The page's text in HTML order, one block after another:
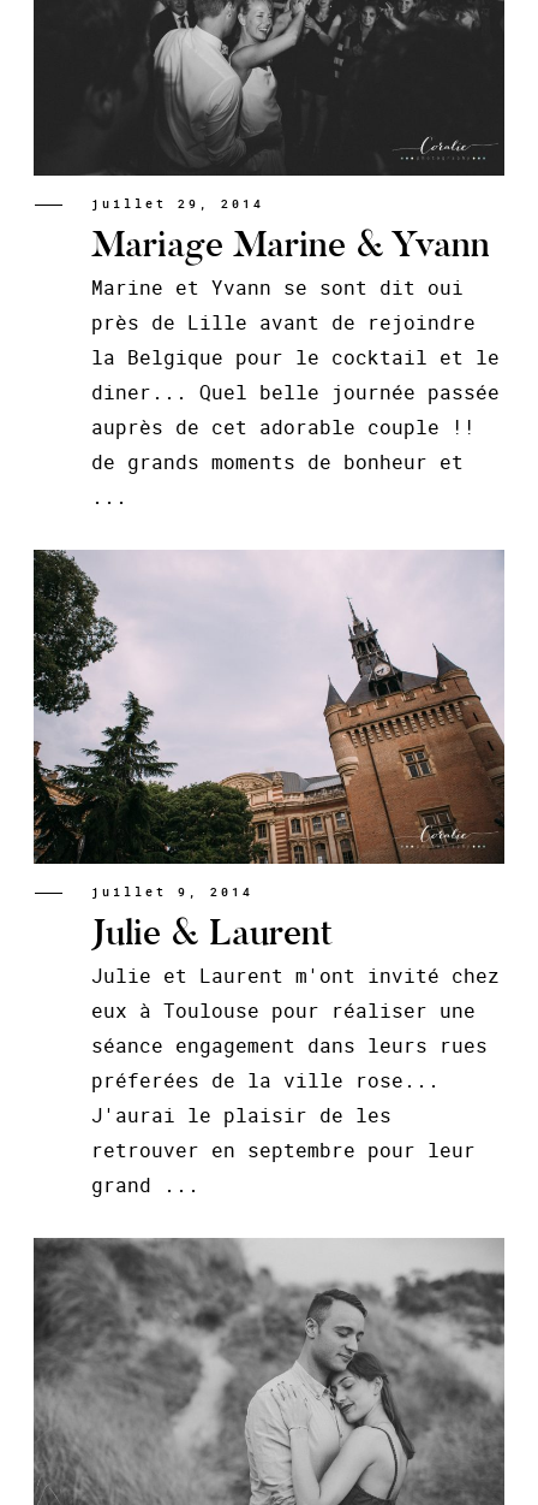
juillet 29, 2014
Mariage Marine & Yvann
Marine et Yvann se sont dit oui
près de Lille avant de rejoindre
la Belgique pour le cocktail et le
diner... Quel belle journée passée
auprès de cet adorable couple !!
de grands moments de bonheur et
...
juillet 9, 2014
Julie & Laurent
Julie et Laurent m'ont invité chez
eux à Toulouse pour réaliser une
séance engagement dans leurs rues
préferées de la ville rose...
J'aurai le plaisir de les
retrouver en septembre pour leur
grand ...